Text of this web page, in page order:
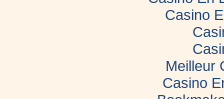
Casino
Meilleur
Casino